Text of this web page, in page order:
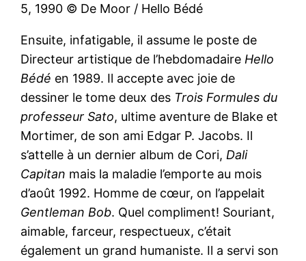
5, 1990 © De Moor / Hello Bédé
Ensuite, infatigable, il assume le poste de
Directeur artistique de l’hebdomadaire Hello
Bédé en 1989. Il accepte avec joie de
dessiner le tome deux des Trois Formules du
professeur Sato, ultime aventure de Blake et
Mortimer, de son ami Edgar P. Jacobs. Il
s’attelle à un dernier album de Cori, Dali
Capitan mais la maladie l’emporte au mois
d’août 1992. Homme de cœur, on l’appelait
Gentleman Bob. Quel compliment! Souriant,
aimable, farceur, respectueux, c’était
également un grand humaniste. Il a servi son